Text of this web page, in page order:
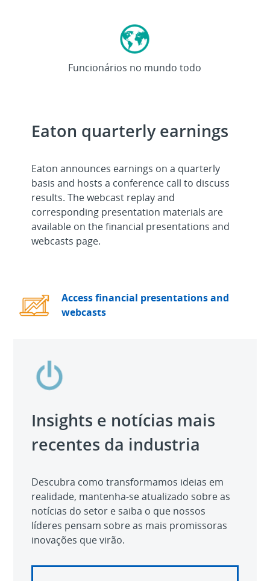
>92
mil
Funcionários no mundo todo
Eaton quarterly earnings
Eaton announces earnings on a quarterly
basis and hosts a conference call to discuss
results. The webcast replay and
corresponding presentation materials are
available on the financial presentations and
webcasts page.
Access financial presentations and
webcasts
Insights e notícias mais
recentes da industria
Descubra como transformamos ideias em
realidade, mantenha-se atualizado sobre as
notícias do setor e saiba o que nossos
líderes pensam sobre as mais promissoras
inovações que virão.